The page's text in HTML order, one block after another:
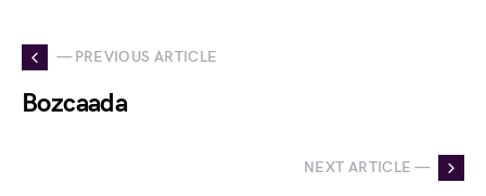
— PREVIOUS ARTICLE
Bozcaada
NEXT ARTICLE —